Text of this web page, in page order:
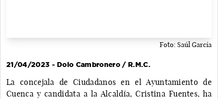
Foto: Saúl García
21/04/2023 - Dolo Cambronero / R.M.C.
La concejala de Ciudadanos en el Ayuntamiento de
Cuenca y candidata a la Alcaldía, Cristina Fuentes, ha